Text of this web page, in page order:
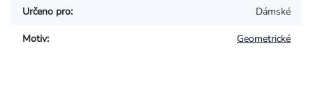
Určeno pro: Dámské
Motiv: Geometrické